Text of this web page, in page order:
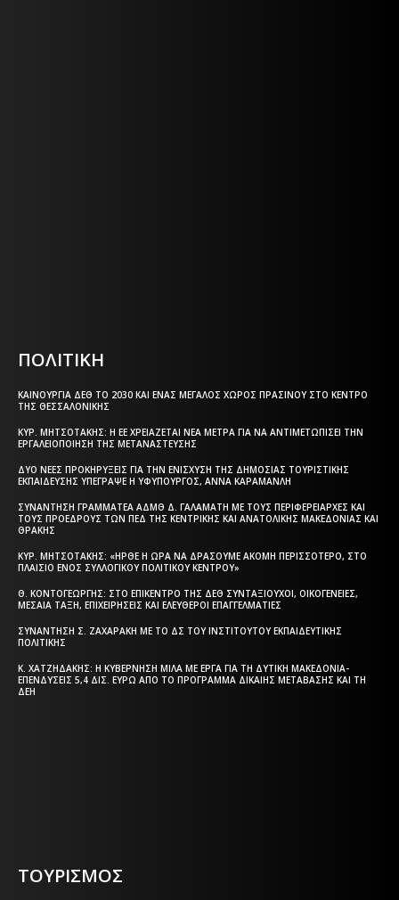
ΠΟΛΙΤΙΚΗ
ΚΑΙΝΟΎΡΓΙΑ ΔΕΘ ΤΟ 2030 ΚΑΙ ΈΝΑΣ ΜΕΓΆΛΟΣ ΧΏΡΟΣ ΠΡΑΣΊΝΟΥ ΣΤΟ ΚΈΝΤΡΟ
ΤΗΣ ΘΕΣΣΑΛΟΝΊΚΗΣ
ΚΥΡ. ΜΗΤΣΟΤΆΚΗΣ: Η ΕΕ ΧΡΕΙΆΖΕΤΑΙ ΝΈΑ ΜΈΤΡΑ ΓΙΑ ΝΑ ΑΝΤΙΜΕΤΩΠΊΣΕΙ ΤΗΝ
ΕΡΓΑΛΕΙΟΠΟΊΗΣΗ ΤΗΣ ΜΕΤΑΝΆΣΤΕΥΣΗΣ
ΔΎΟ ΝΈΕΣ ΠΡΟΚΗΡΎΞΕΙΣ ΓΙΑ ΤΗΝ ΕΝΊΣΧΥΣΗ ΤΗΣ ΔΗΜΌΣΙΑΣ ΤΟΥΡΙΣΤΙΚΉΣ
ΕΚΠΑΊΔΕΥΣΗΣ ΥΠΈΓΡΑΨΕ Η ΥΦΥΠΟΥΡΓΌΣ, ΆΝΝΑ ΚΑΡΑΜΑΝΛΉ
ΣΥΝΆΝΤΗΣΗ ΓΡΑΜΜΑΤΈΑ ΑΔΜΘ Δ. ΓΑΛΑΜΆΤΗ ΜΕ ΤΟΥΣ ΠΕΡΙΦΕΡΕΙΆΡΧΕΣ ΚΑΙ
ΤΟΥΣ ΠΡΟΈΔΡΟΥΣ ΤΩΝ ΠΕΔ ΤΗΣ ΚΕΝΤΡΙΚΉΣ ΚΑΙ ΑΝΑΤΟΛΙΚΉΣ ΜΑΚΕΔΟΝΊΑΣ ΚΑΙ
ΘΡΆΚΗΣ
ΚΥΡ. ΜΗΤΣΟΤΆΚΗΣ: «ΉΡΘΕ Η ΏΡΑ ΝΑ ΔΡΆΣΟΥΜΕ ΑΚΌΜΗ ΠΕΡΙΣΣΌΤΕΡΟ, ΣΤΟ
ΠΛΑΊΣΙΟ ΕΝΌΣ ΣΥΛΛΟΓΙΚΟΎ ΠΟΛΙΤΙΚΟΎ ΚΈΝΤΡΟΥ»
Θ. ΚΟΝΤΟΓΕΏΡΓΗΣ: ΣΤΟ ΕΠΊΚΕΝΤΡΟ ΤΗΣ ΔΕΘ ΣΥΝΤΑΞΙΟΎΧΟΙ, ΟΙΚΟΓΈΝΕΙΕΣ,
ΜΕΣΑΊΑ ΤΆΞΗ, ΕΠΙΧΕΙΡΉΣΕΙΣ ΚΑΙ ΕΛΕΎΘΕΡΟΙ ΕΠΑΓΓΕΛΜΑΤΊΕΣ
ΣΥΝΆΝΤΗΣΗ Σ. ΖΑΧΑΡΆΚΗ ΜΕ ΤΟ ΔΣ ΤΟΥ ΙΝΣΤΙΤΟΎΤΟΥ ΕΚΠΑΙΔΕΥΤΙΚΉΣ
ΠΟΛΙΤΙΚΉΣ
Κ. ΧΑΤΖΗΔΆΚΗΣ: Η ΚΥΒΈΡΝΗΣΗ ΜΙΛΆ ΜΕ ΈΡΓΑ ΓΙΑ ΤΗ ΔΥΤΙΚΉ ΜΑΚΕΔΟΝΊΑ-
ΕΠΕΝΔΎΣΕΙΣ 5,4 ΔΙΣ. ΕΥΡΏ ΑΠΌ ΤΟ ΠΡΌΓΡΑΜΜΑ ΔΊΚΑΙΗΣ ΜΕΤΆΒΑΣΗΣ ΚΑΙ ΤΗ
ΔΕΗ
ΤΟΥΡΙΣΜΟΣ